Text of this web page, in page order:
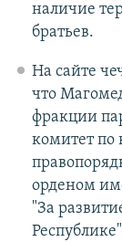
наличие
братьев.
На сайте
что
фракции
комитет по
орденом
"За